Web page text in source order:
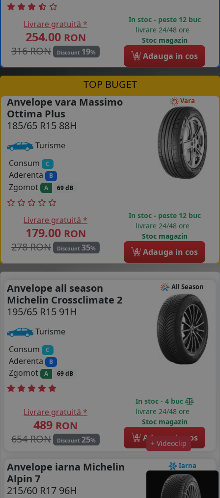
Livrare gratuită *
254.00 RON
316 RON
Discount 19%
In stoc - peste 12 buc
livrare 24/48 ore
Stoc magazin
4 Adauga in cos
TOP BUGET
Vara
Anvelope vara Massimo
Ottima Plus
185/65 R15 88H
Turisme
Consum
C
Aderenta B
Zgomot A 69 dB
Livrare gratuită *
179.00 RON
278 RON
Discount 35%
In stoc - peste 12 buc
livrare 24/48 ore
Stoc magazin
4 Adauga in cos
All Season
+ Videoclip
Anvelope all season
Michelin Crossclimate 2
195/65 R15 91H
Turisme
Consum
C
Aderenta B
Zgomot A 69 dB
Livrare gratuită *
489 RON
654 RON
Discount 25%
In stoc - 4 buc
livrare 24/48 ore
Stoc magazin
4 Adauga in cos
Iarna
Anvelope iarna Michelin
Alpin 7
215/60 R17 96H